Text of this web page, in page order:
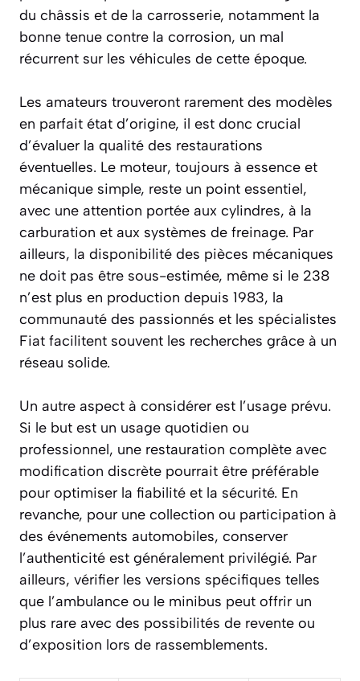
du châssis et de la carrosserie, notamment la
bonne tenue contre la corrosion, un mal
récurrent sur les véhicules de cette époque.
Les amateurs trouveront rarement des modèles
en parfait état d’origine, il est donc crucial
d’évaluer la qualité des restaurations
éventuelles. Le moteur, toujours à essence et
mécanique simple, reste un point essentiel,
avec une attention portée aux cylindres, à la
carburation et aux systèmes de freinage. Par
ailleurs, la disponibilité des pièces mécaniques
ne doit pas être sous-estimée, même si le 238
n’est plus en production depuis 1983, la
communauté des passionnés et les spécialistes
Fiat facilitent souvent les recherches grâce à un
réseau solide.
Un autre aspect à considérer est l’usage prévu.
Si le but est un usage quotidien ou
professionnel, une restauration complète avec
modification discrète pourrait être préférable
pour optimiser la fiabilité et la sécurité. En
revanche, pour une collection ou participation à
des événements automobiles, conserver
l’authenticité est généralement privilégié. Par
ailleurs, vérifier les versions spécifiques telles
que l’ambulance ou le minibus peut offrir un
plus rare avec des possibilités de revente ou
d’exposition lors de rassemblements.